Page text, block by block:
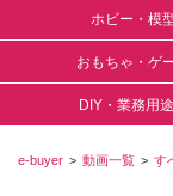
ホビー・模
おもちゃ・ゲ
DIY・業務用
e-buyer 動画一覧 す